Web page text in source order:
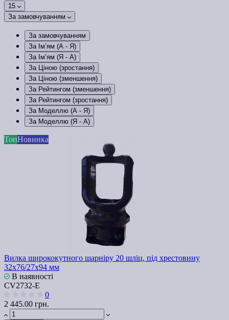
15
За замовчуванням
За замовчуванням
За Ім’ям (A - Я)
За Ім’ям (Я - A)
За Ціною (зростання)
За Ціною (зменшення)
За Рейтингом (зменшення)
За Рейтингом (зростання)
За Моделлю (A - Я)
За Моделлю (Я - A)
ТопНовинка
Вилка ширококутного шарніру 20 шліц, під хрестовину
32х76/27х94 мм
В наявності
СV2732-Е
0
2 445.00 грн.